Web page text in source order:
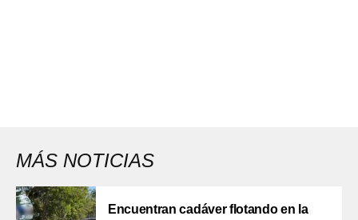
MÁS NOTICIAS
Encuentran cadáver flotando en la